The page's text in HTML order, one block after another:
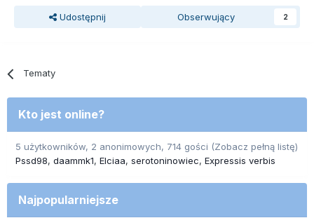
Udostępnij Obserwujący 2
Tematy
Kto jest online?
5 użytkowników, 2 anonimowych, 714 gości (Zobacz pełną listę)
Pssd98 daammk1 Elciaa serotoninowiec Expressis verbis
Najpopularniejsze